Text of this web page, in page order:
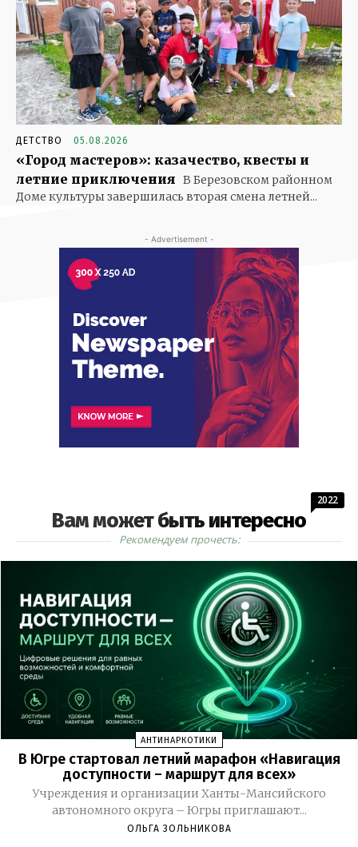
ДЕТСТВО 05.08.2026
«Город мастеров»: казачество, квесты и
летние приключения В Березовском районном
Доме культуры завершилась вторая смена летней...
- Advertisement -
Вам может быть интересно
2022
Рекомендуем прочесть:
АНТИНАРКОТИКИ
В Югре стартовал летний марафон «Навигация
доступности – маршрут для всех»
Учреждения и организации Ханты-Мансийского
автономного округа – Югры приглашают...
ОЛЬГА ЗОЛЬНИКОВА